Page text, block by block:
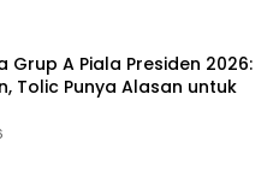
Grup A Piala Presiden 2026:
Tolic Punya Alasan untuk